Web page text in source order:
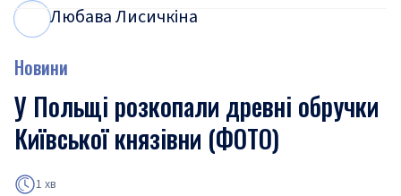
Любава Лисичкіна
Новини
У Польщі розкопали древні обручки
Київської князівни (ФОТО)
1 хв